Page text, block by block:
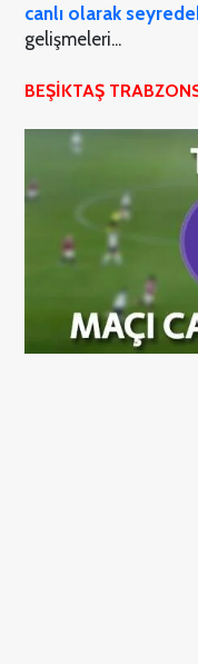
canlı olarak
gelişmeleri...
BEŞİKTAŞ